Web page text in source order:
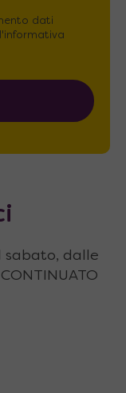
dati
sabato, dalle